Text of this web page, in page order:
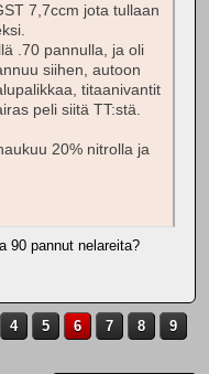
7,7ccm jota tullaan
.70 pannulla, ja oli
siihen, autoon
titaanivantit
peli siitä TT:stä.
20% nitrolla ja
90 pannut nelareita?
4 5 6 7 8
9